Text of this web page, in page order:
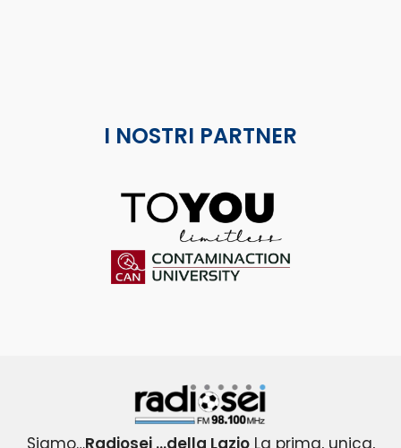
I NOSTRI PARTNER
ToYou
Radiosei 98.100 FM